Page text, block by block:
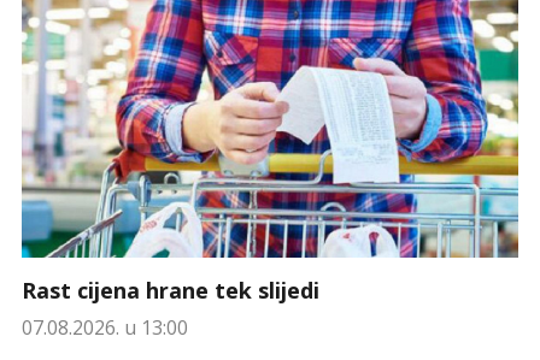
Rast cijena hrane tek slijedi
07.08.2026. u 13:00